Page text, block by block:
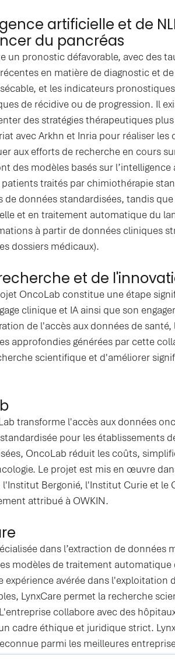
artificielle et de
du pancréas
un pronostic défavorable, avec des
en matière de diagnostic et
et les indicateurs
de récidive ou de progression. Il
des stratégies thérapeutiques
avec Arkhn et Inria pour réaliser
aux efforts de recherche en cours
des modèles basés sur
traités par chimiothérapie
données standardisées, tandis
et en traitement automatique du
à partir de données cliniques
dossiers médicaux).
et de
OncoLab constitue une étape
clinique et IA ainsi que son
de l'accès aux données de
approfondies générées par cette
scientifique et d'améliorer
transforme l'accès aux données
pour les établissements
OncoLab réduit les coûts,
Le projet est mis en œuvre
Bergonié, l'Institut Curie et le
attribué à OWKIN.
dans l’extraction de données
modèles de traitement
expérience avérée dans
LynxCare permet la recherche
collabore avec des
cadre éthique et juridique strict.
parmi les meilleures
soutenue par des investisseurs en